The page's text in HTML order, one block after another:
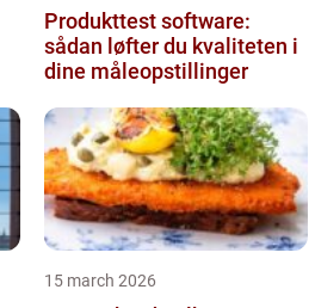
Produkttest software:
sådan løfter du kvaliteten i
dine måleopstillinger
15 march 2026